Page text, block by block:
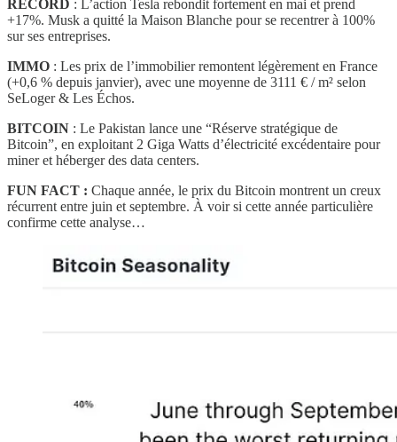
RECORD : L’action Tesla rebondit fortement en mai et prend
+17%. Musk a quitté la Maison Blanche pour se recentrer à 100%
sur ses entreprises.
IMMO : Les prix de l’immobilier remontent légèrement en France
(+0,6 % depuis janvier), avec une moyenne de 3111 € / m² selon
SeLoger & Les Échos.
BITCOIN : Le Pakistan lance une “Réserve stratégique de
Bitcoin”, en exploitant 2 Giga Watts d’électricité excédentaire pour
miner et héberger des data centers.
FUN FACT : Chaque année, le prix du Bitcoin montrent un creux
récurrent entre juin et septembre. À voir si cette année particulière
confirme cette analyse…